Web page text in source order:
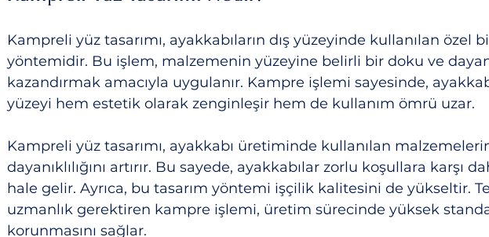
Kampreli yüz tasarımı, ayakkabıların dış yüzeyinde kullanılan özel
yöntemidir. Bu işlem, malzemenin yüzeyine belirli bir doku ve
kazandırmak amacıyla uygulanır. Kampre işlemi sayesinde,
yüzeyi hem estetik olarak zenginleşir hem de kullanım ömrü uzar.
Kampreli yüz tasarımı, ayakkabı üretiminde kullanılan
dayanıklılığını artırır. Bu sayede, ayakkabılar zorlu koşullara karşı
hale gelir. Ayrıca, bu tasarım yöntemi işçilik kalitesini de yükseltir.
uzmanlık gerektiren kampre işlemi, üretim sürecinde yüksek
korunmasını sağlar.